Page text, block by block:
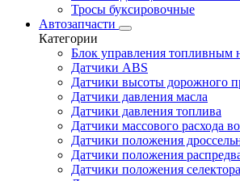
Тросы буксировочные
Автозапчасти
Категории
Блок управления топливным
Датчики ABS
Датчики высоты дорожного
Датчики давления масла
Датчики давления топлива
Датчики массового расхода
Датчики положения
Датчики положения
Датчики положения